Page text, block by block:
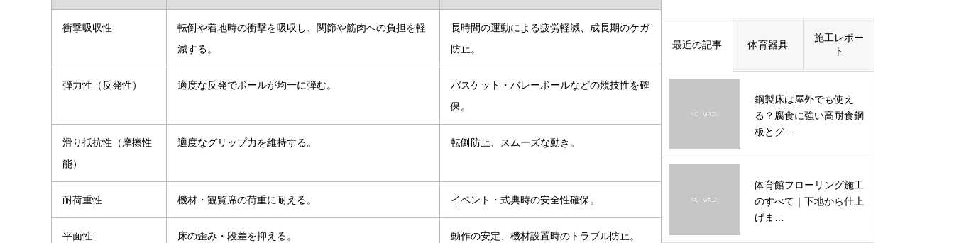
衝撃吸収性
転倒や着地時の衝撃を吸収し、関節や筋肉への負担を軽
減する。
長時間の運動による疲労軽減、成長期のケガ
防止。
弾力性（反発性） 適度な反発でボールが均一に弾む。
バスケット・バレーボールなどの競技性を確
保。
滑り抵抗性（摩擦性
能）
適度なグリップ力を維持する。 転倒防止、スムーズな動き。
耐荷重性 機材・観覧席の荷重に耐える。 イベント・式典時の安全性確保。
平面性 床の歪み・段差を抑える。 動作の安定、機材設置時のトラブル防止。
最近の記事 体育器具
施工レポー
ト
鋼製床は屋外でも使え
る？腐食に強い高耐食鋼
板とグ…
体育館フローリング施工
のすべて｜下地から仕上
げま…